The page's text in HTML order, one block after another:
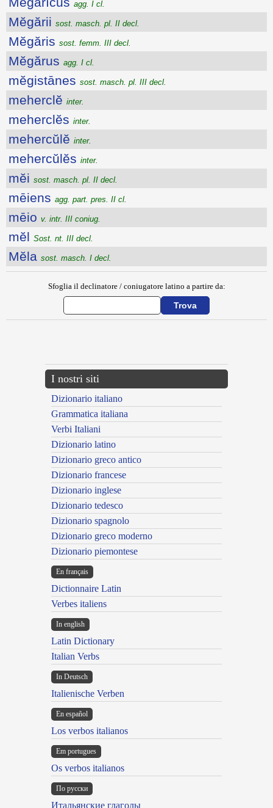
agg. I cl.
Mĕgării sost. masch. pl. II decl.
Mĕgăris sost. femm. III decl.
Mĕgărus agg. I cl.
mĕgistānes sost. masch. pl. III decl.
meherclĕ inter.
meherclĕs inter.
mehercŭlĕ inter.
mehercŭlĕs inter.
mĕi sost. masch. pl. II decl.
mēiens agg. part. pres. II cl.
mēio v. intr. III coniug.
mĕl Sost. nt. III decl.
Mĕla sost. masch. I decl.
Sfoglia il declinatore / coniugatore latino a partire da:
I nostri siti
Dizionario italiano
Grammatica italiana
Verbi Italiani
Dizionario latino
Dizionario greco antico
Dizionario francese
Dizionario inglese
Dizionario tedesco
Dizionario spagnolo
Dizionario greco moderno
Dizionario piemontese
En français
Dictionnaire Latin
Verbes italiens
In english
Latin Dictionary
Italian Verbs
In Deutsch
Italienische Verben
En español
Los verbos italianos
Em portugues
Os verbos italianos
По русски
Итальянские глаголы